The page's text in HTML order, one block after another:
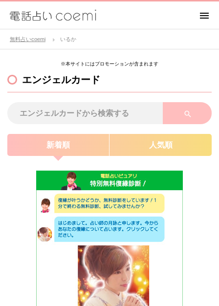
無料占いcoemi いるか
※本サイトにはプロモーションが含まれます
エンジェルカード
新着順 人気順